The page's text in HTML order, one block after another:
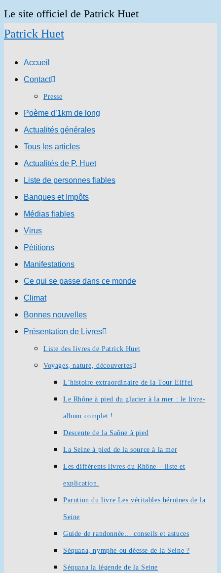
Skip
to
Le site officiel de Patrick Huet
Patrick Huet
Accueil
Contact
Presse
Poème d’1km de long
Actualités générales
Tous les articles
Actualités de P. Huet
Liste de personnes fiables
Banques et Impôts
Médias fiables
Virus
Pétitions
Manifestations
Ce qui se passe dans ce monde
Climat
Bonnes nouvelles
Présentation de Livres
Liste des livres de Patrick Huet
Voyages, nature, découvertes
L’histoire extraordinaire de la Tour Eiffel
Le Rhône à pied du glacier à la mer : le livre-
album complet !
Descente de la Saône à pied
La Seine à pied de la source à la mer
Les différents livres du Rhône – liste et
explication.
Parution du livre Les véritables héroïnes de la
Seine
Guide de randonnée… conseils et astuces
Séquana, nymphe ou déesse de la Seine ?
Séquana la légende de la Seine